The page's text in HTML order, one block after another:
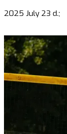
2025 July 23 d.;